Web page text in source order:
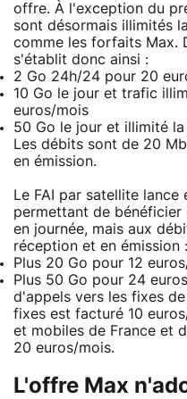
offre. À l'exception du
sont désormais illimités
comme les forfaits Max.
s'établit donc ainsi :
2 Go 24h/24 pour 20
10 Go le jour et trafic
euros/mois
50 Go le jour et illimité
Les débits sont de 20
en émission.
Le FAI par satellite
permettant de bénéficier
en journée, mais aux
réception et en émission :
Plus 20 Go pour 12
Plus 50 Go pour 24
d'appels vers les fixes
fixes est facturé 10
et mobiles de France et
20 euros/mois.
L'offre Max